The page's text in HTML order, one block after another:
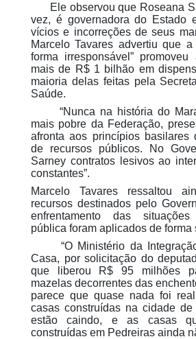
Ele observou que Roseana
vez, é governadora do Estado
vícios e incorreções de seus
Marcelo Tavares advertiu que
forma irresponsável”
mais de R$ 1 bilhão em
maioria delas feitas pela
Saúde.
“Nunca na história do
mais pobre da Federação,
afronta aos princípios basilares
de recursos públicos. No
Sarney contratos lesivos ao
constantes”.
Marcelo Tavares ressaltou
recursos destinados pelo
enfrentamento das
pública foram aplicados de forma
“O Ministério da Integração
Casa, por solicitação do
que liberou R$ 95 milhões
mazelas decorrentes das
parece que quase nada foi
casas construídas na cidade
estão caindo, e as casas
construídas em Pedreiras ainda